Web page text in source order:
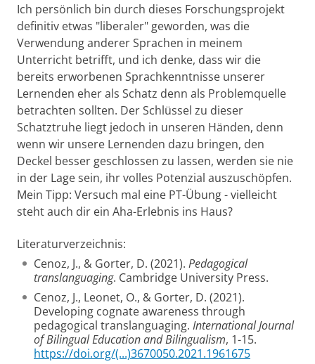
Ich persönlich bin durch dieses Forschungsprojekt
definitiv etwas "liberaler" geworden, was die
Verwendung anderer Sprachen in meinem
Unterricht betrifft, und ich denke, dass wir die
bereits erworbenen Sprachkenntnisse unserer
Lernenden eher als Schatz denn als Problemquelle
betrachten sollten. Der Schlüssel zu dieser
Schatztruhe liegt jedoch in unseren Händen, denn
wenn wir unsere Lernenden dazu bringen, den
Deckel besser geschlossen zu lassen, werden sie nie
in der Lage sein, ihr volles Potenzial auszuschöpfen.
Mein Tipp: Versuch mal eine PT-Übung - vielleicht
steht auch dir ein Aha-Erlebnis ins Haus?
Literaturverzeichnis:
Cenoz, J., & Gorter, D. (2021). Pedagogical
translanguaging. Cambridge University Press.
Cenoz, J., Leonet, O., & Gorter, D. (2021).
Developing cognate awareness through
pedagogical translanguaging. International Journal
of Bilingual Education and Bilingualism, 1-15.
https://doi.org/(...)3670050.2021.1961675